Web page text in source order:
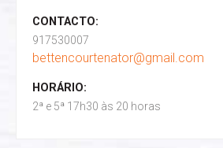
CONTACTO:
917530007
bettencourtenator@gmail.com
HORÁRIO:
2ª e 5ª 17h30 às 20 horas